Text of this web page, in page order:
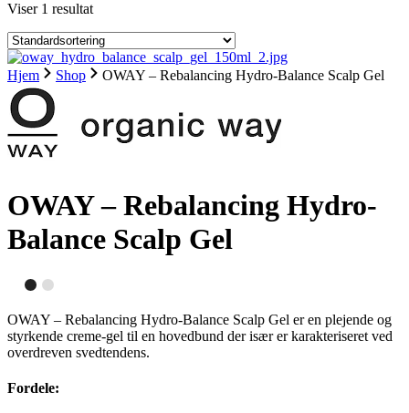
Viser 1 resultat
Hjem Shop OWAY – Rebalancing Hydro-Balance Scalp Gel
OWAY – Rebalancing Hydro-
Balance Scalp Gel
OWAY – Rebalancing Hydro-Balance Scalp Gel er en plejende og
styrkende creme-gel til en hovedbund der især er karakteriseret ved
overdreven svedtendens.
Fordele: